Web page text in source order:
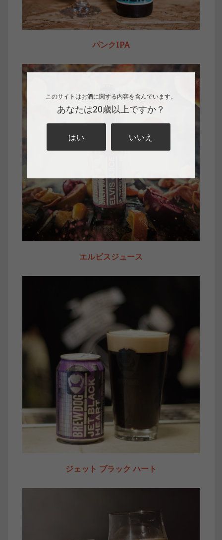
パンクIPA
エルビスジュース
ジェット ブラック ハート
このサイトはお酒に関する内容を含んでいます。
あなたは20歳以上ですか？
はい いいえ